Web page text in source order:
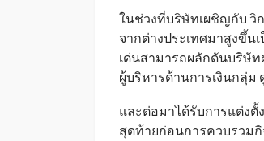
ในช่วงที่บริษัทเผชิญกับ วิ
จากต่างประเทศมาสูงขึ้น
เด่นสามารถผลักดันบริษั
ผู้บริหารด้านการเงินกลุ่
และต่อมาได้รับการแต่ง
สุดท้ายก่อนการควบรวม